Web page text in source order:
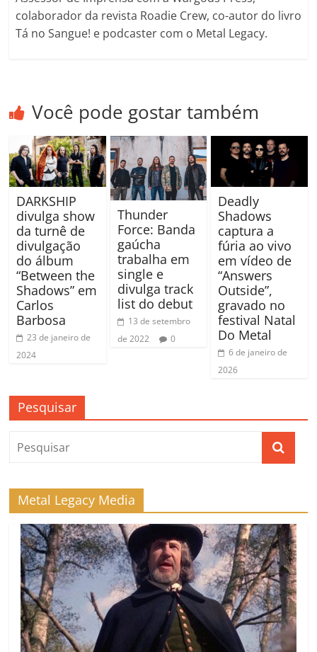
colaborador da revista Roadie Crew, co-autor do livro
Tá no Sangue! e podcaster com o Metal Legacy.
Você pode gostar também
DARKSHIP
divulga show
da turnê de
divulgação
do álbum
“Between the
Shadows” em
Carlos
Barbosa
23 de janeiro de
2024
Thunder
Force: Banda
gaúcha
trabalha em
single e
divulga track
list do debut
13 de setembro
de 2022
0
Deadly
Shadows
captura a
fúria ao vivo
em vídeo de
“Answers
Outside”,
gravado no
festival Natal
Do Metal
6 de janeiro de
2026
Pesquisar
Metal Legacy Media